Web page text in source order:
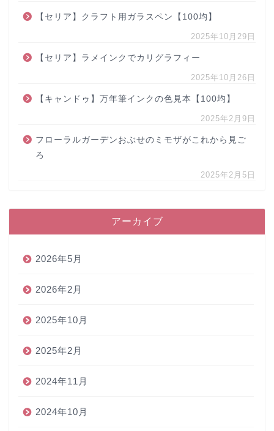
【セリア】クラフト用ガラスペン【100均】
2025年10月29日
【セリア】ラメインクでカリグラフィー
2025年10月26日
【キャンドゥ】万年筆インクの色見本【100均】
2025年2月9日
フローラルガーデンおぶせのミモザがこれから見ご
ろ
2025年2月5日
アーカイブ
2026年5月
2026年2月
2025年10月
2025年2月
2024年11月
2024年10月